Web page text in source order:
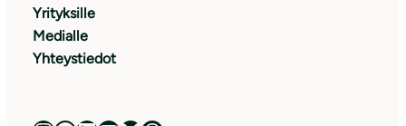
Yrityksille
Medialle
Yhteystiedot